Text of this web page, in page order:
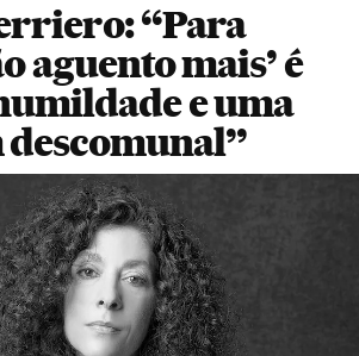
“Para
aguento mais’ é
e uma
descomunal”